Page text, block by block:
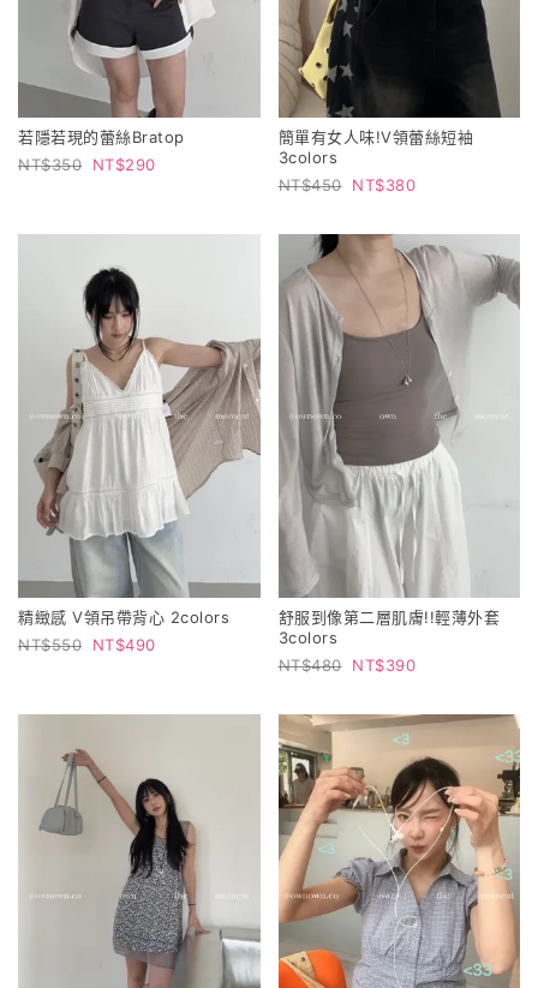
若隱若現的蕾絲Bratop
350
290
簡單有女人味!V領蕾絲短袖
3colors
450
380
精緻感 V領吊帶背心 2colors
550
490
舒服到像第二層肌膚!!輕薄外套
3colors
480
390